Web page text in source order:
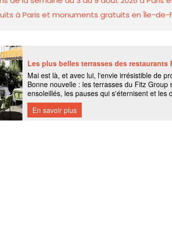
à Paris et monuments gratuits en Île-de-